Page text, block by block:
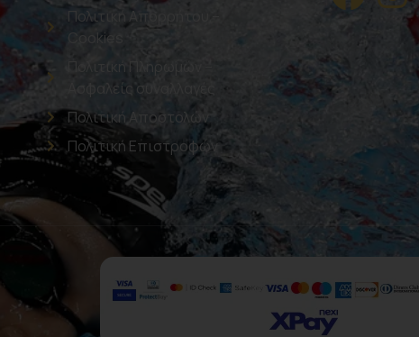
Πολιτική Απορρήτου –
Cookies
Πολιτική Πληρωμών –
Ασφαλείς συναλλαγές
Πολιτική Αποστολών
Πολιτική Επιστροφών